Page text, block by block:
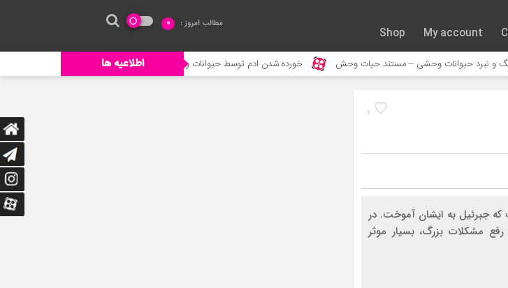
My account
Shop
مطالب امروز : 0
اطلاعیه ها – مستند حیات وحش خورده شدن ادم توسط حیوانات وحشی جنگ حیوانات – حیات وحش جدید – حمله گورخر به شیر
6
جبرئیل به ایشان آموخت. در
مشکلات بزرگ، بسیار موثر